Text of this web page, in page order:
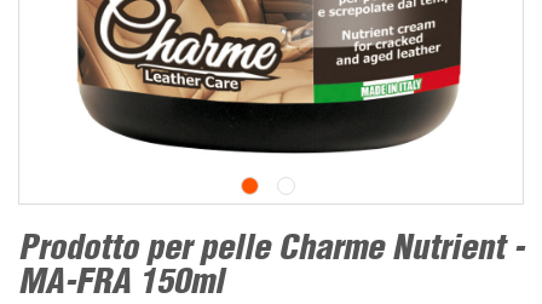
Prodotto per pelle Charme Nutrient -
MA-FRA 150ml